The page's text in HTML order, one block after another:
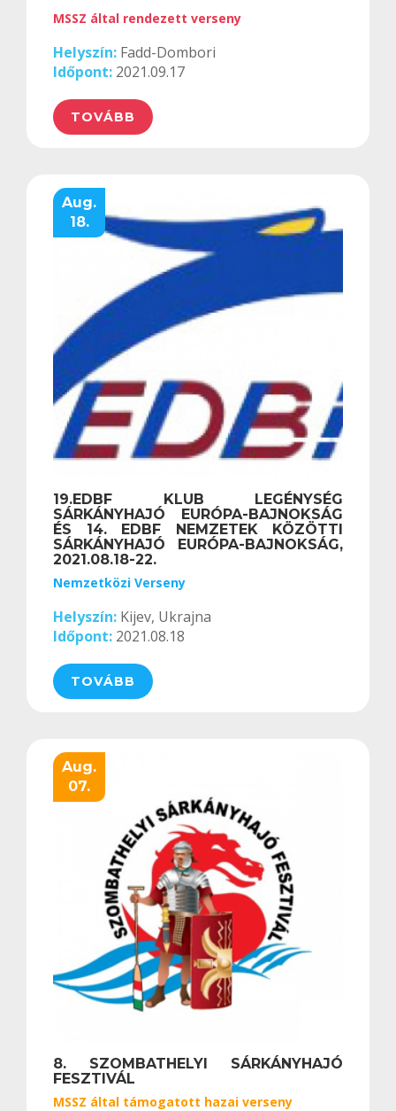
MSSZ által rendezett verseny
Helyszín: Fadd-Dombori
Időpont: 2021.09.17
TOVÁBB
Aug.
18.
19.EDBF KLUB LEGÉNYSÉG
SÁRKÁNYHAJÓ EURÓPA-BAJNOKSÁG
ÉS 14. EDBF NEMZETEK KÖZÖTTI
SÁRKÁNYHAJÓ EURÓPA-BAJNOKSÁG,
2021.08.18-22.
Nemzetközi Verseny
Helyszín: Kijev, Ukrajna
Időpont: 2021.08.18
TOVÁBB
Aug.
07.
8. SZOMBATHELYI SÁRKÁNYHAJÓ
FESZTIVÁL
MSSZ által támogatott hazai verseny